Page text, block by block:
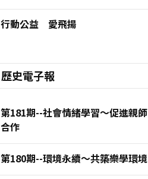
行動公益 愛飛揚
歷史電子報
第181期--社會情緒學習～促進親師
合作
第180期--環境永續～共築樂學環境